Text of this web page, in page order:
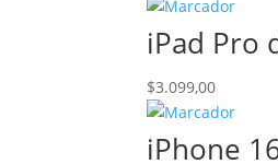
iPad Pro
$3.099,00
iPhone